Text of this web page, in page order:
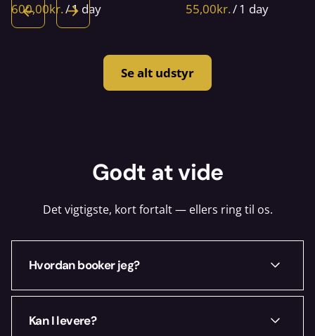
/ /
Se alt udstyr
Godt at vide
Det vigtigste, kort fortalt — ellers ring til os.
Hvordan booker jeg?
Vælg dine datoer ovenfor, læg i kurven og
Kan I levere?